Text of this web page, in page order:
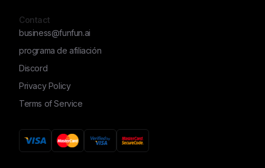
Contact
business@funfun.ai
programa de afiliación
Discord
Privacy Policy
Terms of Service